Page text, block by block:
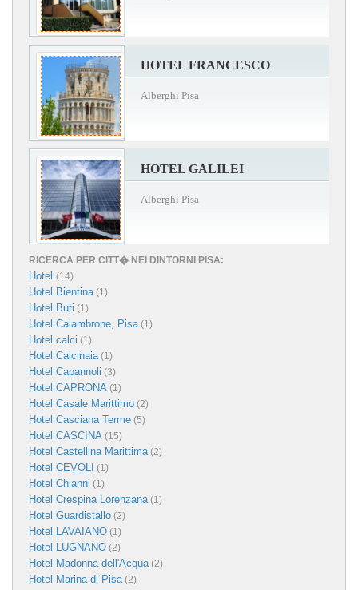
HOTEL FRANCESCO
Alberghi Pisa
HOTEL GALILEI
Alberghi Pisa
RICERCA PER CITT� NEI DINTORNI PISA:
Hotel (14)
Hotel Bientina(1)
Hotel Buti (1)
Hotel Calambrone, Pisa(1)
Hotel calci (1)
Hotel Calcinaia(1)
Hotel Capannoli (3)
Hotel CAPRONA (1)
Hotel Casale Marittimo (2)
Hotel Casciana Terme (5)
Hotel CASCINA (15)
Hotel Castellina Marittima(2)
Hotel CEVOLI (1)
Hotel Chianni (1)
Hotel Crespina Lorenzana(1)
Hotel Guardistallo (2)
Hotel LAVAIANO (1)
Hotel LUGNANO (2)
Hotel Madonna dell'Acqua(2)
Hotel Marina di Pisa(2)